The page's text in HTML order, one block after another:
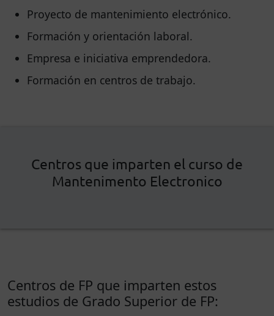
Proyecto de mantenimiento electrónico.
Formación y orientación laboral.
Empresa e iniciativa emprendedora.
Formación en centros de trabajo.
Centros que imparten el curso de
Mantenimento Electronico
Centros de FP que imparten estos
estudios de Grado Superior de FP: